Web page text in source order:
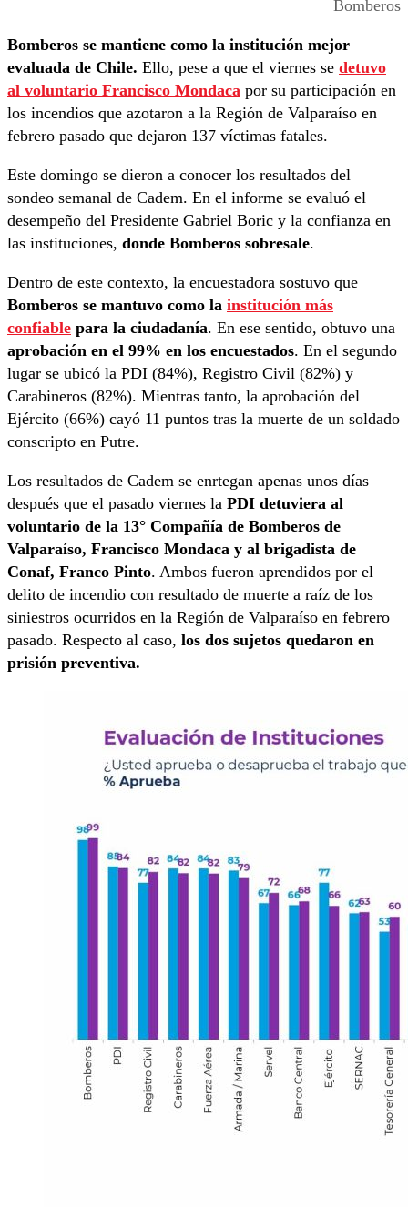
Bomberos
Bomberos se mantiene como la institución mejor
evaluada de Chile. Ello, pese a que el viernes se detuvo
al voluntario Francisco Mondaca por su participación en
los incendios que azotaron a la Región de Valparaíso en
febrero pasado que dejaron 137 víctimas fatales.
Este domingo se dieron a conocer los resultados del
sondeo semanal de Cadem. En el informe se evaluó el
desempeño del Presidente Gabriel Boric y la confianza en
las instituciones, donde Bomberos sobresale.
Dentro de este contexto, la encuestadora sostuvo que
Bomberos se mantuvo como la institución más
confiable para la ciudadanía. En ese sentido, obtuvo una
aprobación en el 99% en los encuestados. En el segundo
lugar se ubicó la PDI (84%), Registro Civil (82%) y
Carabineros (82%). Mientras tanto, la aprobación del
Ejército (66%) cayó 11 puntos tras la muerte de un soldado
conscripto en Putre.
Los resultados de Cadem se enrtegan apenas unos días
después que el pasado viernes la PDI detuviera al
voluntario de la 13° Compañía de Bomberos de
Valparaíso, Francisco Mondaca y al brigadista de
Conaf, Franco Pinto. Ambos fueron aprendidos por el
delito de incendio con resultado de muerte a raíz de los
siniestros ocurridos en la Región de Valparaíso en febrero
pasado. Respecto al caso, los dos sujetos quedaron en
prisión preventiva.